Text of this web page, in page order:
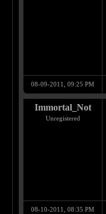
08-09-2011, 09:25 PM
Immortal_Not
Unregistered
08-10-2011, 08:35 PM